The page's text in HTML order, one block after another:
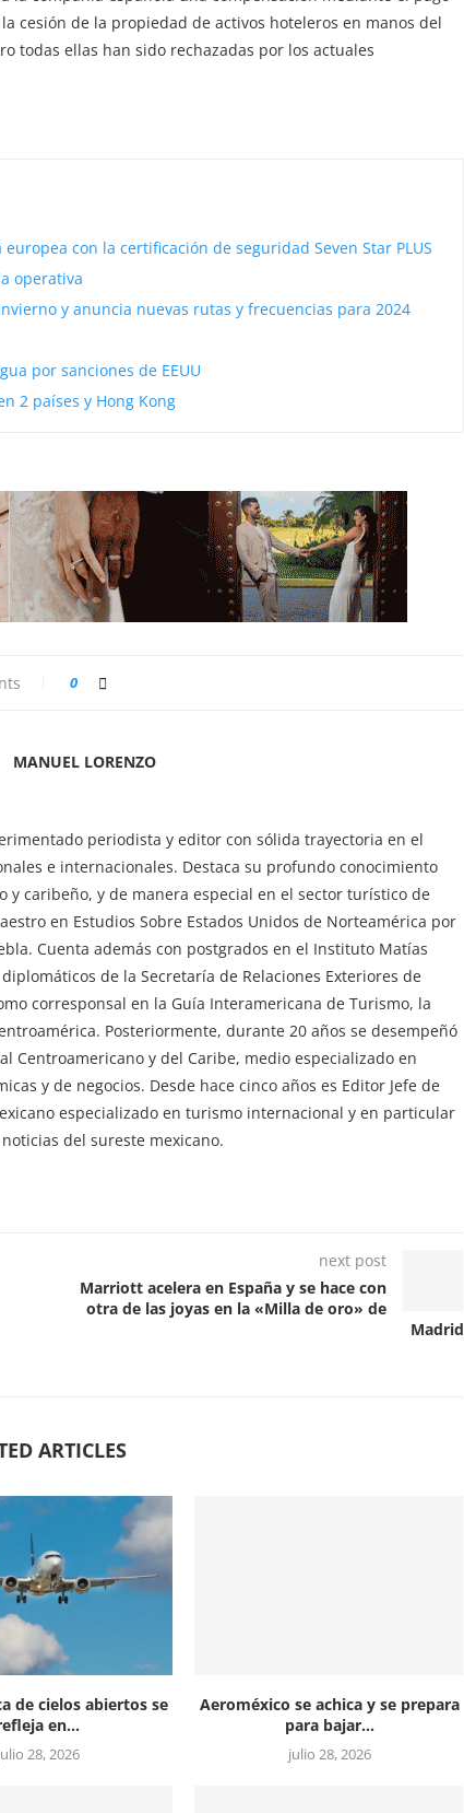
cesión de la propiedad de activos hoteleros en manos del
todas ellas han sido rechazadas por los actuales
con la certificación de seguridad Seven Star PLUS
operativa
y anuncia nuevas rutas y frecuencias para 2024
por sanciones de EEUU
2 países y Hong Kong
0
MANUEL LORENZO
periodista y editor con sólida trayectoria en el
e internacionales. Destaca su profundo conocimiento
y caribeño, y de manera especial en el sector turístico de
en Estudios Sobre Estados Unidos de Norteamérica por
Cuenta además con postgrados en el Instituto Matías
de la Secretaría de Relaciones Exteriores de
corresponsal en la Guía Interamericana de Turismo, la
Posteriormente, durante 20 años se desempeñó
Centroamericano y del Caribe, medio especializado en
y de negocios. Desde hace cinco años es Editor Jefe de
especializado en turismo internacional y en particular
del sureste mexicano.
next post
Marriott acelera en España y se hace con
otra de las joyas en la «Milla de oro» de
Madrid
ARTICLES
de cielos abiertos se
en...
28, 2026
Aeroméxico se achica y se prepara
para bajar...
julio 28, 2026